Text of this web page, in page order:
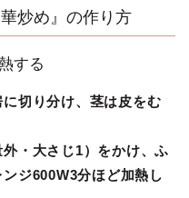
炒め』の作り方
する
切り分け、茎は皮をむ
・大さじ1）をかけ、ふ
ジ600W3分ほど加熱し